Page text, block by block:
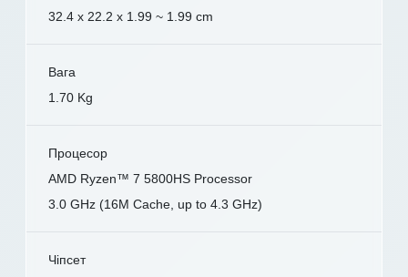
32.4 x 22.2 x 1.99 ~ 1.99 cm
Вага
1.70 Kg
Процесор
AMD Ryzen™ 7 5800HS Processor
3.0 GHz (16M Cache, up to 4.3 GHz)
Чіпсет